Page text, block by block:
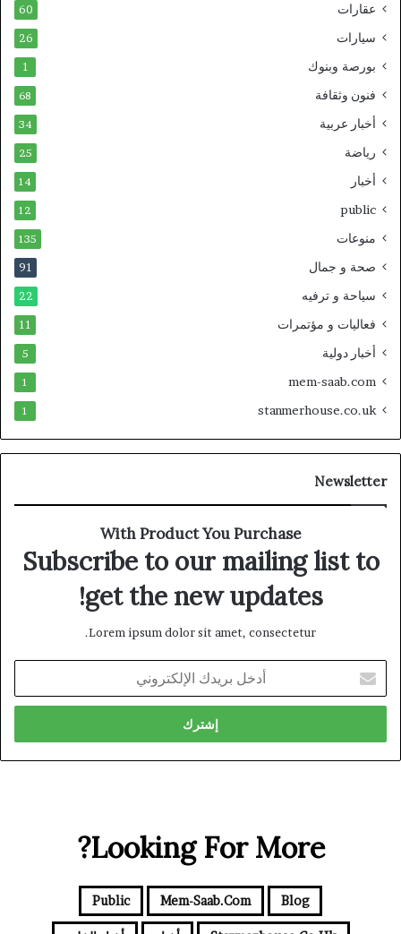
عقارات 60
سيارات 26
بورصة وبنوك 1
فنون وثقافة 68
أخبار عربية 34
رياضة 25
أخبار 14
public
12
منوعات 135
صحة و جمال 91
سياحة و ترفيه 22
فعاليات و مؤتمرات 11
أخبار دولية 5
mem-saab.com
1
stanmerhouse.co.uk
1
Newsletter
With Product You Purchase
Subscribe to our mailing list to
get the new updates!
Lorem ipsum dolor sit amet, consectetur.
بريدك
الإلكتروني
Looking For More?
Blog
Mem-Saab.com
Public